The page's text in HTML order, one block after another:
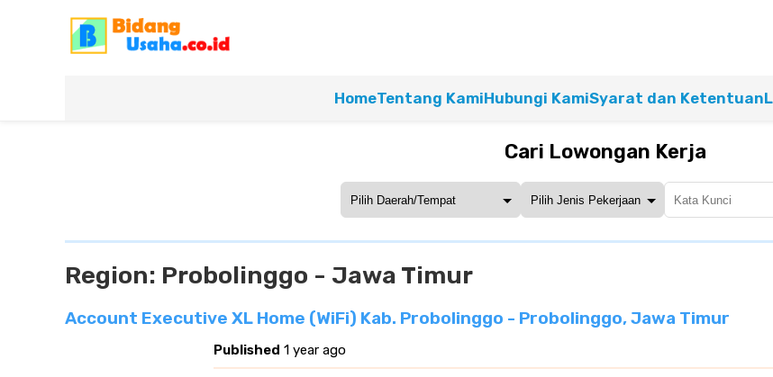
HomeTentang KamiHubungi KamiSyarat dan Ketentuan
Cari Lowongan Kerja
Region: Probolinggo - Jawa Timur
Account Executive XL Home (WiFi) Kab. Probolinggo - Probolinggo, Jawa Timur
Published 1 year ago